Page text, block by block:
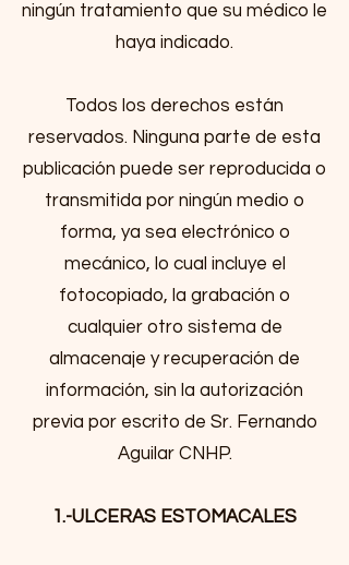
ningún tratamiento que su médico le
haya indicado.
Todos los derechos están
reservados. Ninguna parte de esta
publicación puede ser reproducida o
transmitida por ningún medio o
forma, ya sea electrónico o
mecánico, lo cual incluye el
fotocopiado, la grabación o
cualquier otro sistema de
almacenaje y recuperación de
información, sin la autorización
previa por escrito de Sr. Fernando
Aguilar CNHP.
1.-ULCERAS ESTOMACALES